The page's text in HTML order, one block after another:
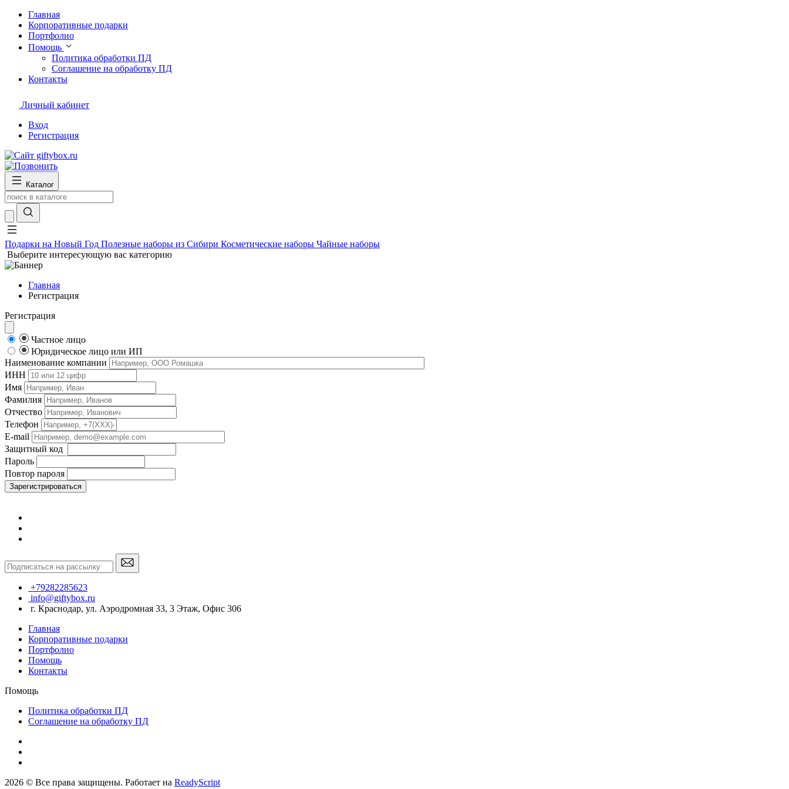
Главная
Корпоративные подарки
Портфолио
Помощь
Политика обработки ПД
Соглашение на обработку ПД
Контакты
Личный кабинет
Вход
Регистрация
Каталог
Подарки на Новый Год Полезные наборы из Сибири Косметические наборы Чайные наборы
Выберите интересующую вас категорию
Главная
Регистрация
Регистрация
Частное лицо
Юридическое лицо или ИП
Наименование компании
ИНН
Имя
Фамилия
Отчество
Телефон
E-mail
Защитный код
Пароль
Повтор пароля
Зарегистрироваться
+79282285623
info@giftybox.ru
г. Краснодар, ул. Аэродромная 33, 3 Этаж, Офис 306
Главная
Корпоративные подарки
Портфолио
Помощь
Контакты
Помощь
Политика обработки ПД
Соглашение на обработку ПД
2026 © Все права защищены. Работает на ReadyScript